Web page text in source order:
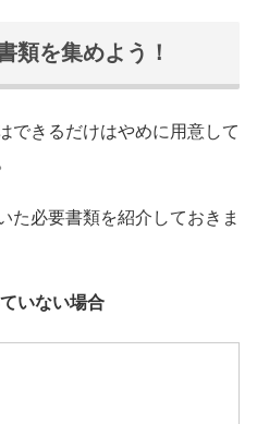
類を集めよう！
できるだけはやめに用意して
た必要書類を紹介しておきま
いない場合